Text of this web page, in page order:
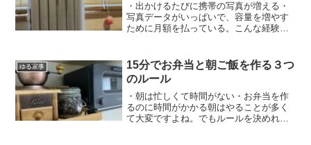
・出かけるたびに携帯の写真が増える・
写真データがいっぱいで、容量を増やす
ために月額を払っている。こんな経験を
理することはできます！それは「必要な
写真を残す」→「年に一回の...
ゆる家事
15分でお弁当と朝ご飯を作る３つ
のルール
・朝は忙しくて時間がない・お弁当を作
るのに時間がかかる朝はやることが多く
て大変ですよね。でもルールを決めれ